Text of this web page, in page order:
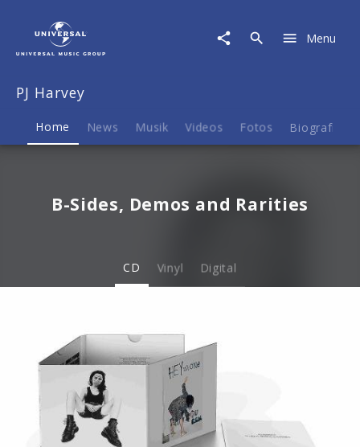
Musik
Merch
Menu
PJ Harvey
Home News Musik Videos Fotos Biografie
B-Sides, Demos and Rarities
CD Vinyl Digital